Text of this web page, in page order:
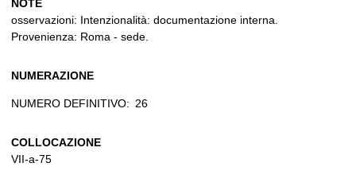
NOTE
osservazioni: Intenzionalità: documentazione interna.
Provenienza: Roma - sede.
NUMERAZIONE
NUMERO DEFINITIVO: 26
COLLOCAZIONE
VII-a-75